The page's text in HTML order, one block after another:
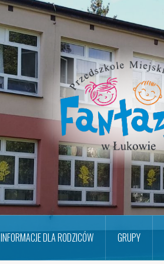
INFORMACJE DLA RODZICÓW GRUPY